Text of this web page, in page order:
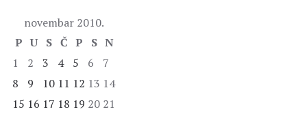
novembar 2010.
P U S Č P S N
1
2 3 4 5 6
7
8
9 10 11 12 13 14
15 16 17 18 19 20 21